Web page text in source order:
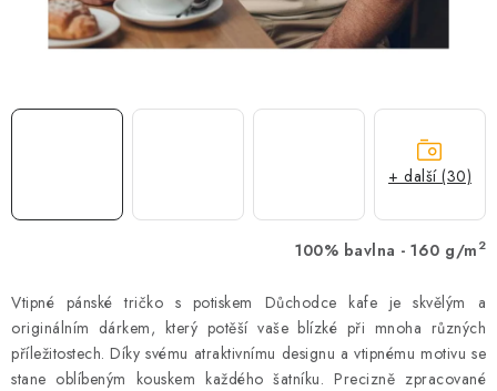
Obchodní podmínky
Zásady zpracování ochrany osobních údajů
Napište nám
100% bavlna - 160 g/m 2
Vtipné pánské tričko s potiskem Důchodce kafe je skvělým a
originálním dárkem, který potěší vaše blízké při mnoha různých
příležitostech. Díky svému atraktivnímu designu a vtipnému motivu se
stane oblíbeným kouskem každého šatníku. Precizně zpracované
+ další (30)